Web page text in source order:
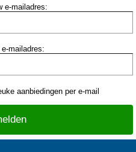
e-mailadres:
mailadres:
aanbiedingen per e-mail